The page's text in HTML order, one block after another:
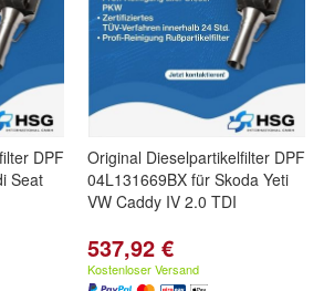
DPF
Seat
Original Dieselpartikelfilter DPF
04L131669BX für Skoda Yeti
VW Caddy IV 2.0 TDI
537,92 €
Kostenloser Versand